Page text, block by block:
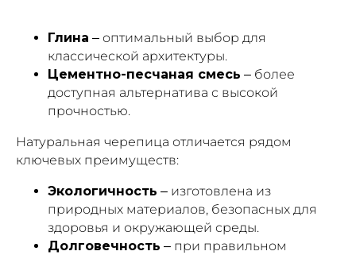
Глина – оптимальный выбор для
классической архитектуры.
Цементно-песчаная смесь – более
доступная альтернатива с высокой
прочностью.
Натуральная черепица отличается рядом
ключевых преимуществ:
Экологичность – изготовлена из
природных материалов, безопасных для
здоровья и окружающей среды.
Долговечность – при правильном